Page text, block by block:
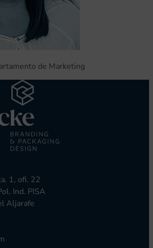
de Marketing
1, ofi. 22
Ind. PISA
Aljarafe